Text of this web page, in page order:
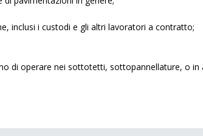
inclusi i custodi e gli altri lavoratori a contratto;
di operare nei sottotetti, sottopannellature, o in